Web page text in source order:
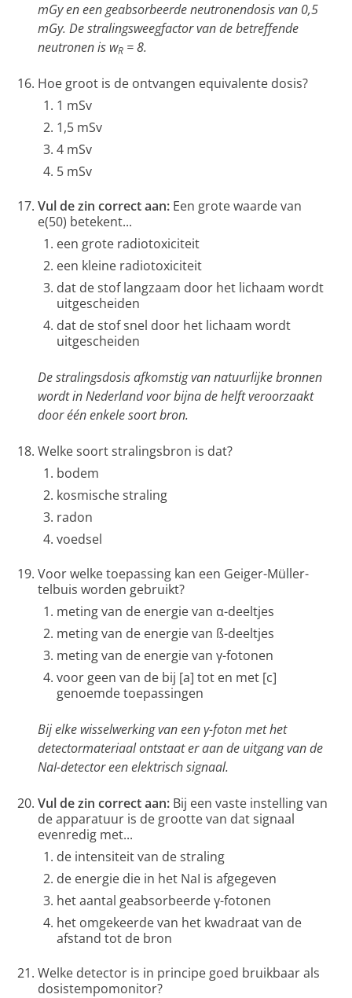
mGy en een geabsorbeerde neutronendosis van 0,5
mGy. De stralingsweegfactor van de betreffende
neutronen is wR = 8.
Hoe groot is de ontvangen equivalente dosis?
1 mSv
1,5 mSv
4 mSv
5 mSv
Vul de zin correct aan: Een grote waarde van
e(50) betekent...
een grote radiotoxiciteit
een kleine radiotoxiciteit
dat de stof langzaam door het lichaam wordt
uitgescheiden
dat de stof snel door het lichaam wordt
uitgescheiden
De stralingsdosis afkomstig van natuurlijke bronnen
wordt in Nederland voor bijna de helft veroorzaakt
door één enkele soort bron.
Welke soort stralingsbron is dat?
bodem
kosmische straling
radon
voedsel
Voor welke toepassing kan een Geiger-Müller-
telbuis worden gebruikt?
meting van de energie van α-deeltjes
meting van de energie van ß-deeltjes
meting van de energie van γ-fotonen
voor geen van de bij [a] tot en met [c]
genoemde toepassingen
Bij elke wisselwerking van een γ-foton met het
detectormateriaal ontstaat er aan de uitgang van de
NaI-detector een elektrisch signaal.
Vul de zin correct aan: Bij een vaste instelling van
de apparatuur is de grootte van dat signaal
evenredig met...
de intensiteit van de straling
de energie die in het NaI is afgegeven
het aantal geabsorbeerde γ-fotonen
het omgekeerde van het kwadraat van de
afstand tot de bron
Welke detector is in principe goed bruikbaar als
dosistempomonitor?